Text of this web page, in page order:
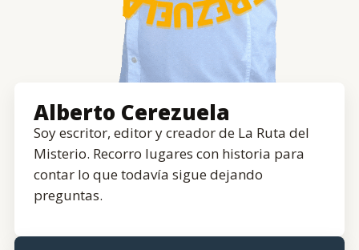
Alberto Cerezuela
Soy escritor, editor y creador de La Ruta del
Misterio. Recorro lugares con historia para
contar lo que todavía sigue dejando
preguntas.